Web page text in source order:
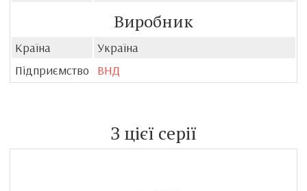
Виробник
Країна
Україна
Підприємство
ВНД
З цієї серії